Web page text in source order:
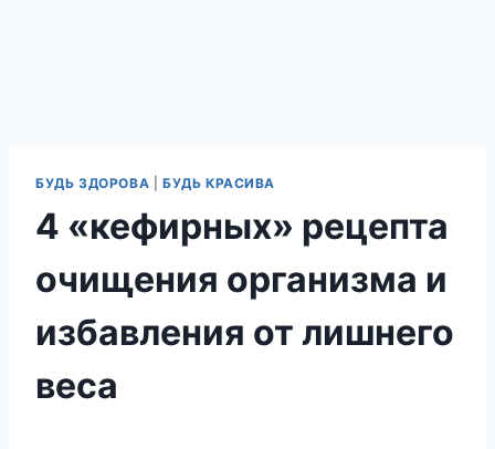
БУДЬ ЗДОРОВА БУДЬ КРАСИВА
4 «кефирных» рецепта
очищения организма и
избавления от лишнего
веса